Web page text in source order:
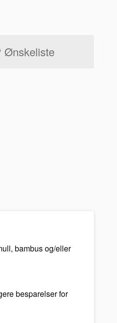
Ønskeliste
bambus og/eller
besparelser for